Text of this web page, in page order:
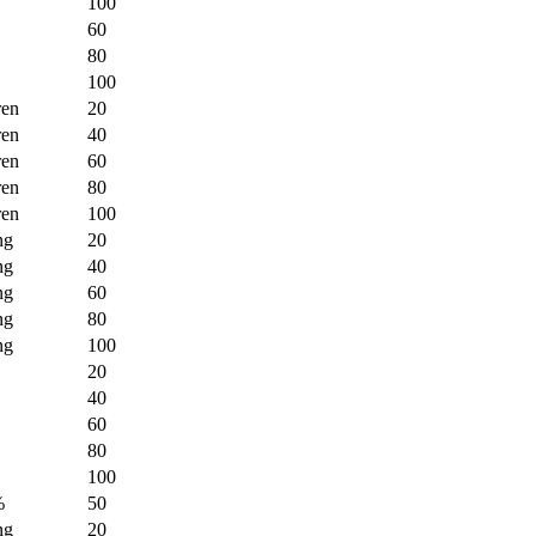
60
80
100
20
40
60
80
100
20
40
60
80
100
20
40
60
80
100
50
20